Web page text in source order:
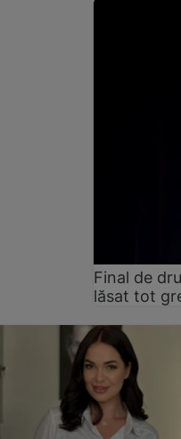
Final de
lăsat tot